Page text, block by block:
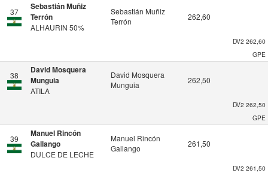
37
Sebastián Muñiz
Terrón
ALHAURIN 50%
Sebastián Muñiz
Terrón
262,60
DV2 262,60
GPE
38
David Mosquera
Munguia
ATILA
David Mosquera
Munguia
262,50
DV2 262,50
GPE
39
Manuel Rincón
Gallango
DULCE DE LECHE
Manuel Rincón
Gallango
261,50
DV2 261,50